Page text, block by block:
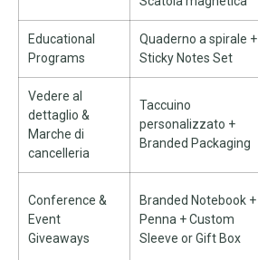
Educational
Programs
Quaderno a spirale +
Sticky Notes Set
Vedere al
dettaglio &
Marche di
cancelleria
Taccuino
personalizzato +
Branded Packaging
Conference &
Event
Giveaways
Branded Notebook +
Penna +Custom
Sleeve or Gift Box